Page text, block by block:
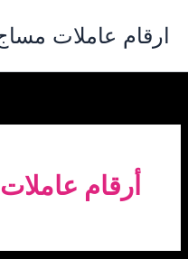
المحتوى
ارقام عاملات
أرقام